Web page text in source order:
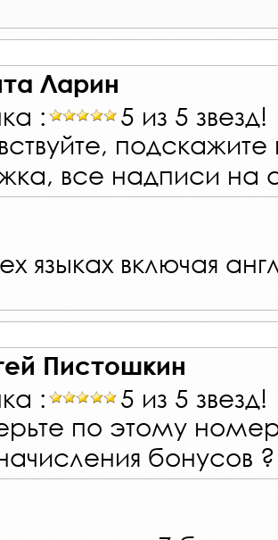
Ларин
:
5 из 5 звезд!
все надписи на
языках включая
Пистошкин
:
5 из 5 звезд!
по этому
бонусов